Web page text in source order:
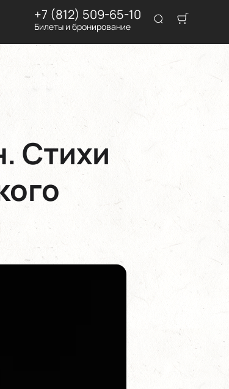
+7 (812) 509-65-10
Билеты и бронирование
Стихи